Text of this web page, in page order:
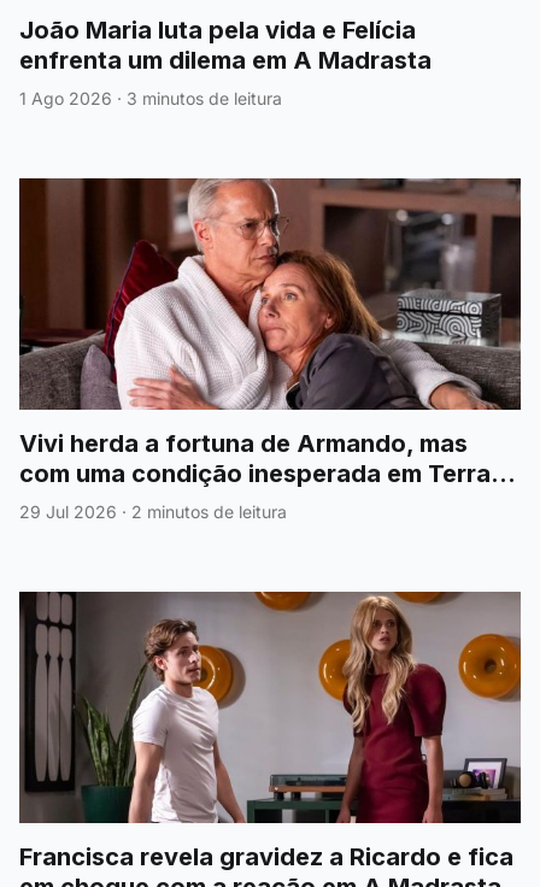
João Maria luta pela vida e Felícia
enfrenta um dilema em A Madrasta
1 Ago 2026 · 3 minutos de leitura
Vivi herda a fortuna de Armando, mas
com uma condição inesperada em Terra
Forte
29 Jul 2026 · 2 minutos de leitura
Francisca revela gravidez a Ricardo e fica